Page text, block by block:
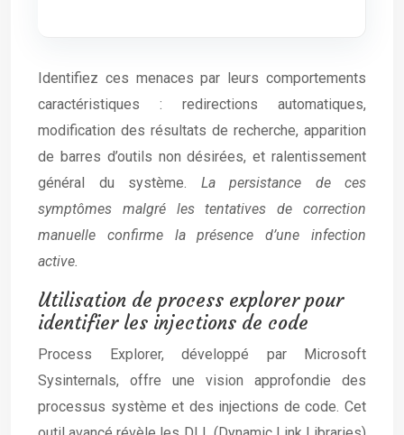
Identifiez ces menaces par leurs comportements
caractéristiques : redirections automatiques,
modification des résultats de recherche, apparition
de barres d’outils non désirées, et ralentissement
général du système. La persistance de ces
symptômes malgré les tentatives de correction
manuelle confirme la présence d’une infection
active.
Utilisation de process explorer pour
identifier les injections de code
Process Explorer, développé par Microsoft
Sysinternals, offre une vision approfondie des
processus système et des injections de code. Cet